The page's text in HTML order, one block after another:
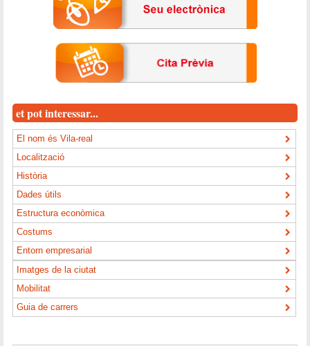
et pot interessar...
El nom és Vila-real
Localització
Història
Dades útils
Estructura econòmica
Costums
Entorn empresarial
Imatges de la ciutat
Mobilitat
Guia de carrers